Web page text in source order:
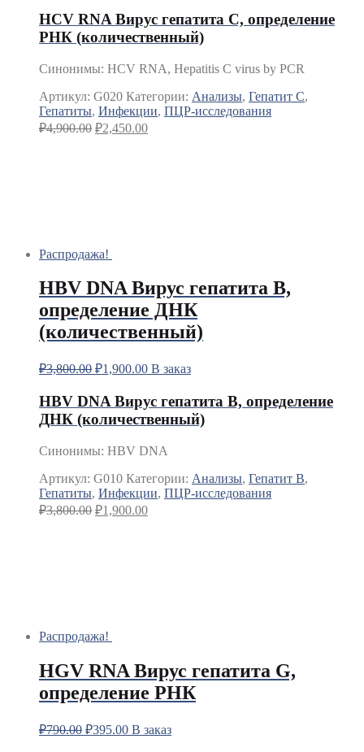
HCV RNA Вирус гепатита С, определение
РНК (количественный)
Синонимы: HCV RNA, Hepatitis C virus by PCR
Артикул: G020 Категории: Анализы, Гепатит C,
Гепатиты, Инфекции, ПЦР-исследования
₽4,900.00 ₽2,450.00
Распродажа!
HBV DNA Вирус гепатита В,
определение ДНК
(количественный)
₽3,800.00 ₽1,900.00 В заказ
HBV DNA Вирус гепатита В, определение
ДНК (количественный)
Синонимы: HBV DNA
Артикул: G010 Категории: Анализы, Гепатит B,
Гепатиты, Инфекции, ПЦР-исследования
₽3,800.00 ₽1,900.00
Распродажа!
HGV RNA Вирус гепатита G,
определение РНК
₽790.00 ₽395.00 В заказ